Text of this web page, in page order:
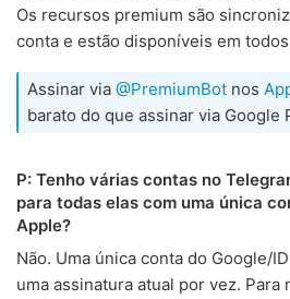
Os recursos premium são
conta e estão disponíveis em
Assinar via @PremiumBot nos
barato do que assinar via Google
P: Tenho várias contas no
para todas elas com uma única
Apple?
Não. Uma única conta do Google/
uma assinatura atual por vez. Para